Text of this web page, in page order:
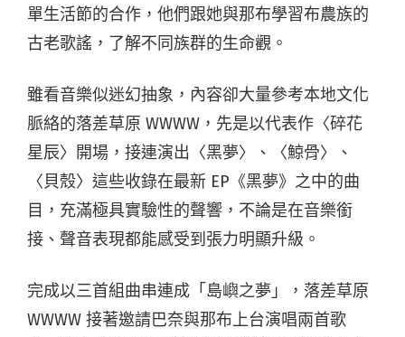
單生活節的合作，他們跟她與那布學習布農族的
古老歌謠，了解不同族群的生命觀。
雖看音樂似迷幻抽象，內容卻大量參考本地文化
脈絡的落差草原 WWWW，先是以代表作〈碎花
星辰〉開場，接連演出〈黑夢〉、〈鯨骨〉、
〈貝殼〉這些收錄在最新 EP《黑夢》之中的曲
目，充滿極具實驗性的聲響，不論是在音樂銜
接、聲音表現都能感受到張力明顯升級。
完成以三首組曲串連成「島嶼之夢」，落差草原
WWWW 接著邀請巴奈與那布上台演唱兩首歌